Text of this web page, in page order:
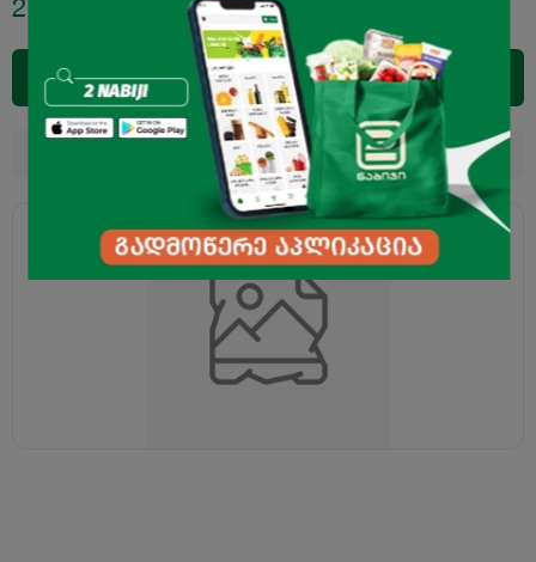
2.49
დამატება